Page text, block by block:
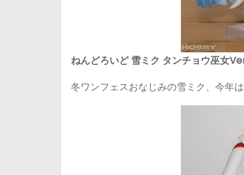
ねんどろいど 雪ミク タンチョウ巫女
冬ワンフェスおなじみの雪ミク、今年